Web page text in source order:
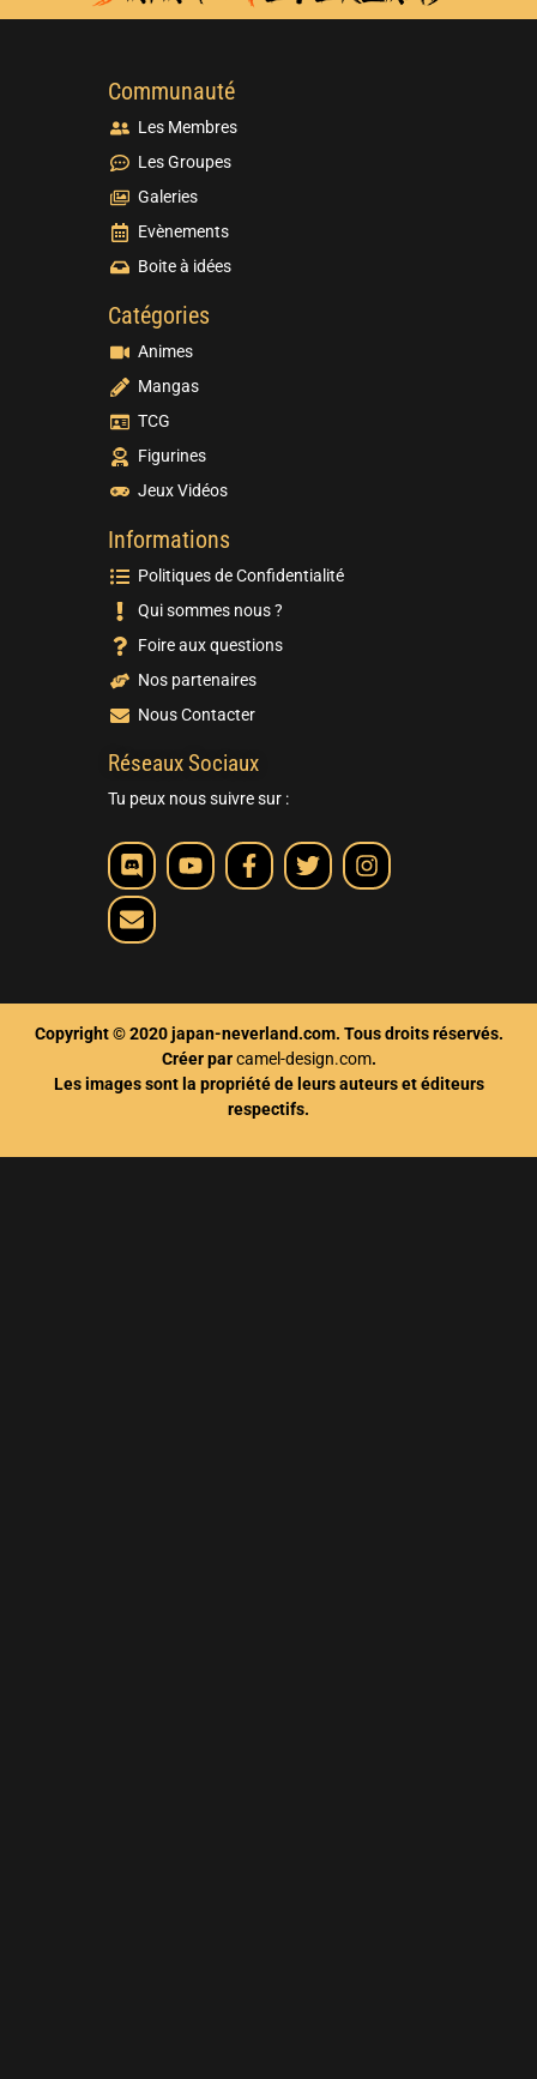
Communauté
Les Membres
Les Groupes
Galeries
Evènements
Boite à idées
Catégories
Animes
Mangas
TCG
Figurines
Jeux Vidéos
Informations
Politiques de Confidentialité
Qui sommes nous ?
Foire aux questions
Nos partenaires
Nous Contacter
Réseaux Sociaux
Tu peux nous suivre sur :
Copyright © 2020 japan-neverland.com. Tous droits réservés.
Créer parcamel-design.com.
Les images sont la propriété de leurs auteurs et éditeurs
respectifs.